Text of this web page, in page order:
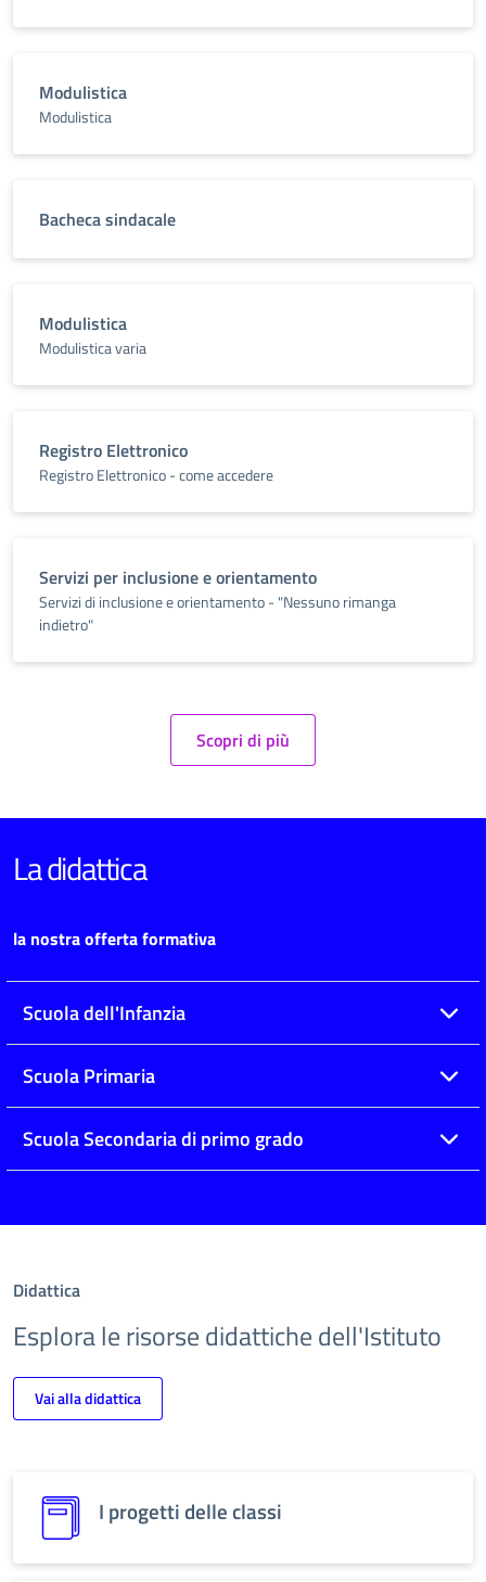
Modulistica
Modulistica
Bacheca sindacale
Modulistica
Modulistica varia
Registro Elettronico
Registro Elettronico - come accedere
Servizi per inclusione e orientamento
Servizi di inclusione e orientamento - "Nessuno rimanga
indietro"
Scopri di più
La didattica
la nostra offerta formativa
Scuola dell'Infanzia
Scuola Primaria
Scuola Secondaria di primo grado
Didattica
Esplora le risorse didattiche dell'Istituto
Vai alla didattica
I progetti delle classi